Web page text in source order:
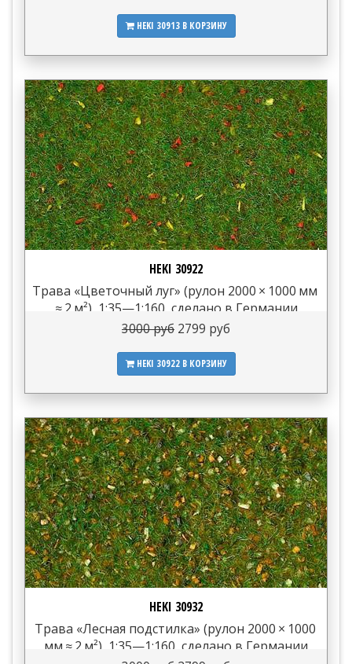
HEKI 30913 В КОРЗИНУ
HEKI 30922
Трава «Цветочный луг» (рулон 2000 × 1000 мм
≈ 2 м²), 1:35—1:160, сделано в Германии
3000 руб 2799 руб
HEKI 30922 В КОРЗИНУ
HEKI 30932
Трава «Лесная подстилка» (рулон 2000 × 1000
мм ≈ 2 м²), 1:35—1:160, сделано в Германии